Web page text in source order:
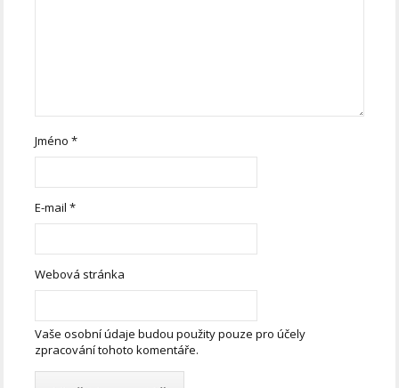
Jméno*
E-mail*
Webová stránka
Vaše osobní údaje budou použity pouze pro účely
zpracování tohoto komentáře.